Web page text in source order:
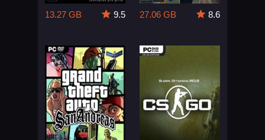
13.27 GB
9.5
27.06 GB
8.6